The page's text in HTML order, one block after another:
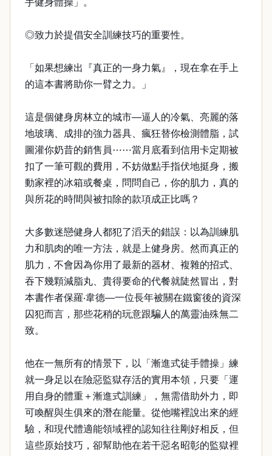
手健身體操」。
◎致力於提倡安全訓練技巧的重要性。
「如果想練出『真正的一身力氣』，現在拿在手上
的這本書將助你一臂之力。」
這是個健身房林立的城市—逼人的冷氣、亮麗的落
地玻璃、成排的強力器具、瘋狂替你檢測體脂，試
圖灌你奶昔的銷售員⋯⋯當月底看到信用卡定期被
扣了一筆可觀的費用，不妨做點手指伏地挺身，搬
動家裡的冰箱或餐桌，問問自己，你的肌力，真的
與所花的時間與被扣除的款項成正比嗎？
大多數迷戀健身人都犯了滔天的錯誤：以為訓練肌
力和肌肉的唯一方法，就是上健身房。然而真正的
肌力，不會因為你用了最新的器材、複雜的招式、
吞下幾顆減脂丸、貴得要命的代餐就陡然冒出，對
本書作者保羅‧韋德—一位長年被關在鐵窗後的資深
囚犯而言，那些花稍的玩意跟騙人的萬靈油殊無二
致。
他在一無所有的情景下，以「漸進式徒手體操」練
就一身足以在險惡監獄存活的實用本領，只要「運
用自身的體重＋漸進式訓練」，無需借助外力，即
可喚醒與生俱來的潛在能量。從他嘴裡說出來的經
驗，和現代體適能領域裡的認知往往剛好相反，但
這些原始技巧，卻幫助他在若干惡名昭彰的監獄裡